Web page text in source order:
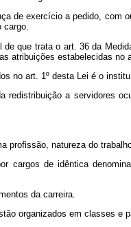
de exercício a pedido,
cargo.
de que trata o art. 36 da
atribuições estabelecidas
no art. 1º desta Lei é o
redistribuição a servidores
profissão, natureza do
cargos de idêntica
da carreira.
organizados em classes e